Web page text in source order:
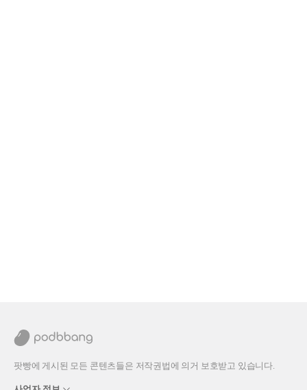
팟빵에 게시된 모든 콘텐츠들은 저작권법에 의거 보호받고 있습니다.